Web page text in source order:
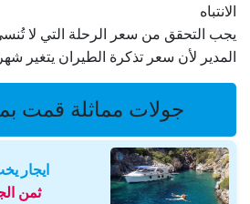
الانتباه
يجب التحقق من سعر الرحلة التي لا
المدير لأن سعر تذكرة الطيران يتغير
جولات مماثلة قمت
ايجار
ثمن